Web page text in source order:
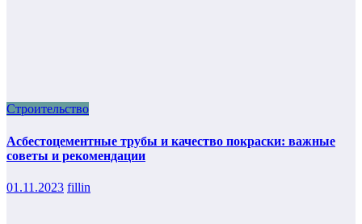
Строительство
Асбестоцементные трубы и качество покраски: важные
советы и рекомендации
01.11.2023 fillin